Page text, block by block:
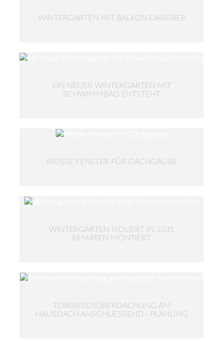
WINTERGARTEN MIT BALKON DARÜBER
EIN NEUER WINTERGARTEN MIT
SCHWIMMBAD ENTSTEHT
WEISSE FENSTER FÜR DACHGAUBE
WINTERGARTEN ISOLIERT IN 3331
KEMATEN MONTIERT
TERRASSENÜBERDACHUNG AM
HAUSDACH ANSCHLIESSEND - PLANUNG